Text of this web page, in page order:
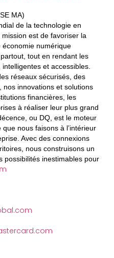
MA)
de la technologie en
est de favoriser la
économie numérique
tout en rendant les
et accessibles.
réseaux sécurisés, des
nos innovations et solutions
financières, les
à réaliser leur plus grand
ou DQ, est le moteur
nous faisons à l’intérieur
Avec des connexions
nous construisons un
possibilités inestimables pour